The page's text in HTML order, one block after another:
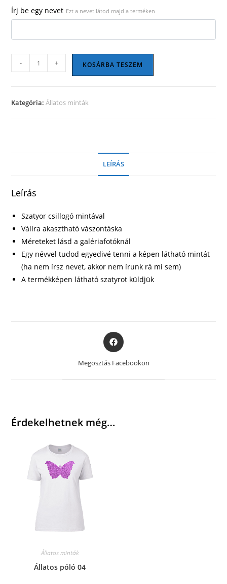
Írj be egy nevet Ezt a nevet látod majd a terméken
szatyor
mennyiség
- + KOSÁRBA TESZEM
Kategória:Állatos minták
LEÍRÁS
Leírás
Szatyor csillogó mintával
Vállra akasztható vászontáska
Méreteket lásd a galériafotóknál
Egy névvel tudod egyedivé tenni a képen látható mintát
(ha nem írsz nevet, akkor nem írunk rá mi sem)
A termékképen látható szatyrot küldjük
Opens
in
a
new
Megosztás Facebookon
Érdekelhetnek még…
Állatos minták
Állatos póló 04